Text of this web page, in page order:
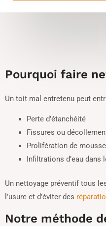
Pourquoi faire
Un toit mal entretenu peut
Perte d’étanchéité
Fissures ou
Prolifération de
Infiltrations d’eau dans
Un nettoyage préventif tous
l’usure et d’éviter des
Notre méthode